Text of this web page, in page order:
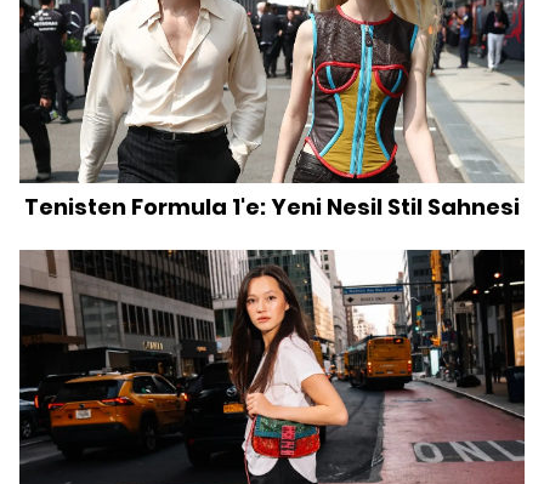
Tenisten Formula 1'e: Yeni Nesil Stil Sahnesi